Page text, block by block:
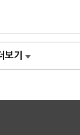
보기